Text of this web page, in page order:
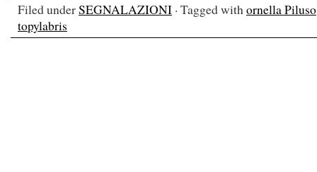
Filed underSEGNALAZIONI · Tagged withornella Piluso
topylabris